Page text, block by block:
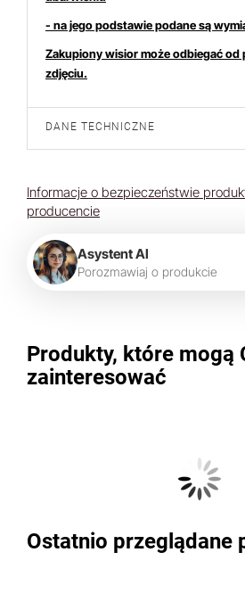
- na jego podstawie podane są
Zakupiony wisior może odbiegać
zdjęciu.
DANE TECHNICZNE
Informacje o bezpieczeństwie
producencie
Asystent AI
Porozmawiaj o produkcie
Produkty, które mogą
zainteresować
Ostatnio przeglądane